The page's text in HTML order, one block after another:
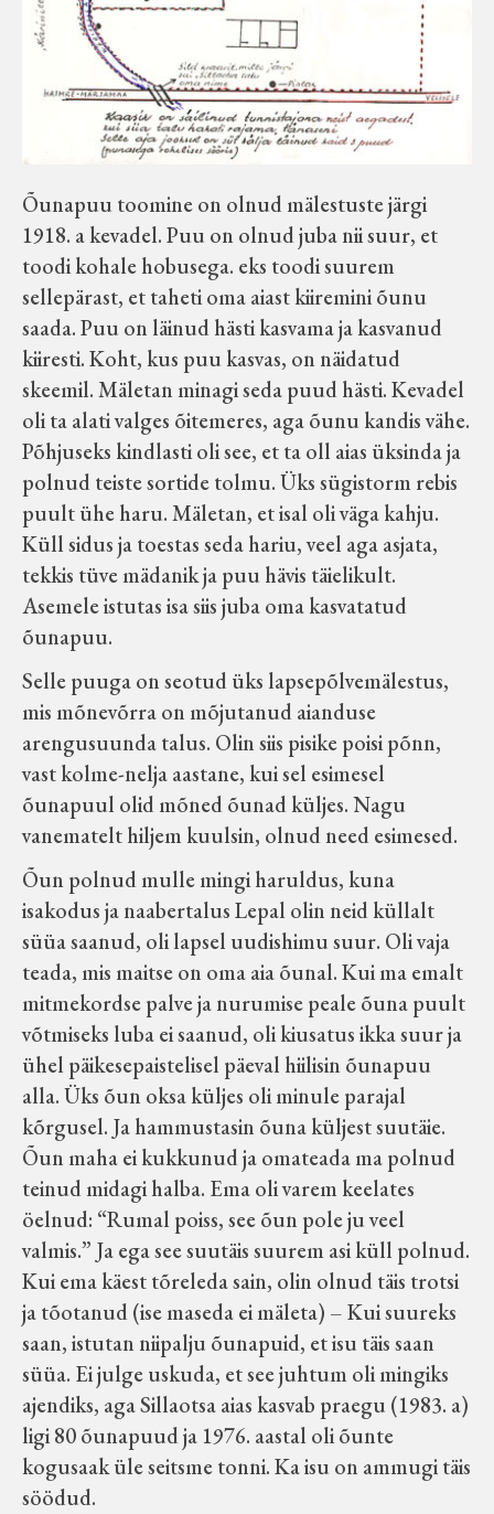
Koduleht on teoks saanud tänu Sillaotsa
Muuseumisõprade Seltsingu, Kohaliku
Omaalgatuse Programmi ja Märjamaa
Vallavalitsuse abile.
Õunapuu toomine on olnud mälestuste järgi
1918. a kevadel. Puu on olnud juba nii suur, et
toodi kohale hobusega. eks toodi suurem
sellepärast, et taheti oma aiast kiiremini õunu
saada. Puu on läinud hästi kasvama ja kasvanud
kiiresti. Koht, kus puu kasvas, on näidatud
skeemil. Mäletan minagi seda puud hästi. Kevadel
oli ta alati valges õitemeres, aga õunu kandis vähe.
Põhjuseks kindlasti oli see, et ta oll aias üksinda ja
polnud teiste sortide tolmu. Üks sügistorm rebis
puult ühe haru. Mäletan, et isal oli väga kahju.
Küll sidus ja toestas seda hariu, veel aga asjata,
tekkis tüve mädanik ja puu hävis täielikult.
Asemele istutas isa siis juba oma kasvatatud
õunapuu.
Selle puuga on seotud üks lapsepõlvemälestus,
mis mõnevõrra on mõjutanud aianduse
arengusuunda talus. Olin siis pisike poisi põnn,
vast kolme-nelja aastane, kui sel esimesel
õunapuul olid mõned õunad küljes. Nagu
vanematelt hiljem kuulsin, olnud need esimesed.
Õun polnud mulle mingi haruldus, kuna
isakodus ja naabertalus Lepal olin neid küllalt
süüa saanud, oli lapsel uudishimu suur. Oli vaja
teada, mis maitse on oma aia õunal. Kui ma emalt
mitmekordse palve ja nurumise peale õuna puult
võtmiseks luba ei saanud, oli kiusatus ikka suur ja
ühel päikesepaistelisel päeval hiilisin õunapuu
alla. Üks õun oksa küljes oli minule parajal
kõrgusel. Ja hammustasin õuna küljest suutäie.
Õun maha ei kukkunud ja omateada ma polnud
teinud midagi halba. Ema oli varem keelates
öelnud: “Rumal poiss, see õun pole ju veel
valmis.” Ja ega see suutäis suurem asi küll polnud.
Kui ema käest tõreleda sain, olin olnud täis trotsi
ja tõotanud (ise maseda ei mäleta) – Kui suureks
saan, istutan niipalju õunapuid, et isu täis saan
süüa. Ei julge uskuda, et see juhtum oli mingiks
ajendiks, aga Sillaotsa aias kasvab praegu (1983. a)
ligi 80 õunapuud ja 1976. aastal oli õunte
kogusaak üle seitsme tonni. Ka isu on ammugi täis
söödud.